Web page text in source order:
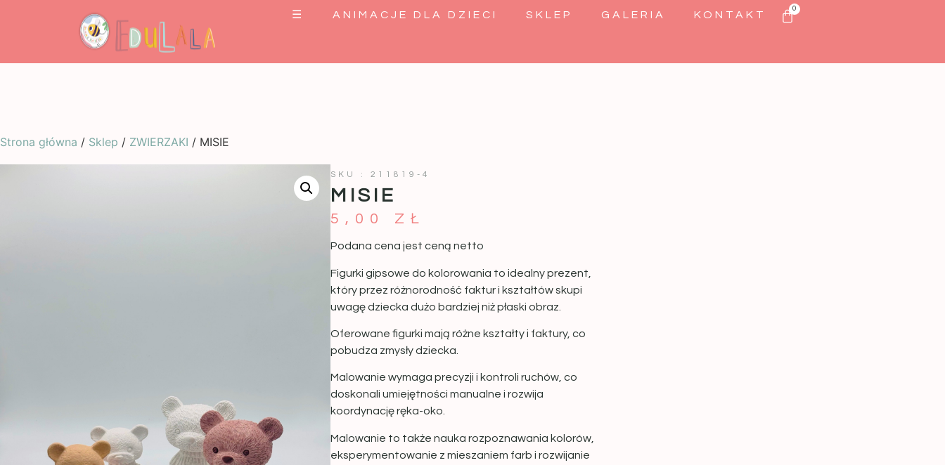
☰ ANIMACJE DLA DZIECI SKLEP GALERIA KONTAKT
0
Strona główna / Sklep / ZWIERZAKI / MISIE
SKU : 211819-4
MISIE
5,00 ZŁ
Podana cena jest ceną netto
Figurki gipsowe do kolorowania to idealny prezent,
który przez różnorodność faktur i kształtów skupi
uwagę dziecka dużo bardziej niż płaski obraz.
Oferowane figurki mają różne kształty i faktury, co
pobudza zmysły dziecka.
Malowanie wymaga precyzji i kontroli ruchów, co
doskonali umiejętności manualne i rozwija
koordynację ręka-oko.
Malowanie to także nauka rozpoznawania kolorów,
eksperymentowanie z mieszaniem farb i rozwijanie